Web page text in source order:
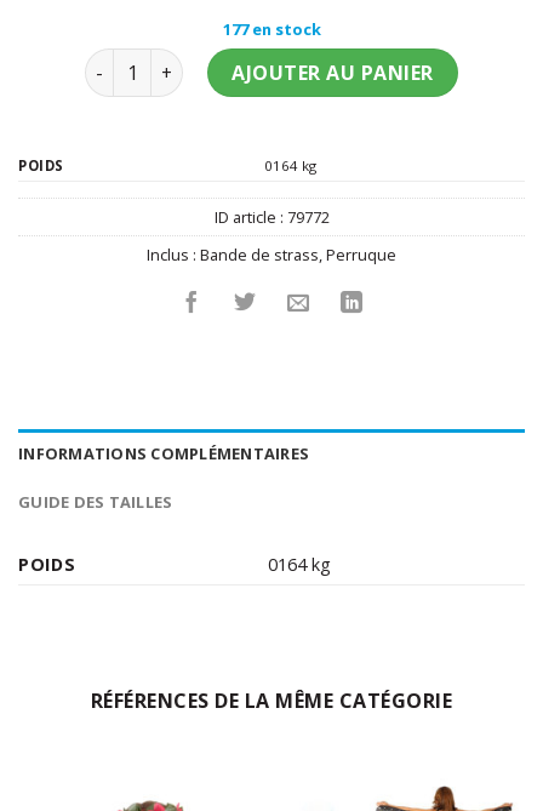
177 en stock
quantité de Perruque charleston noire femme
AJOUTER AU PANIER
POIDS 0164 kg
ID article : 79772
Inclus : Bande de strass,Perruque
INFORMATIONS COMPLÉMENTAIRES
GUIDE DES TAILLES
POIDS 0164 kg
RÉFÉRENCES DE LA MÊME CATÉGORIE